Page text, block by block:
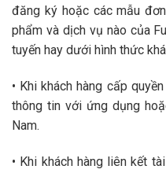
đăng ký hoặc các mẫu
phẩm và dịch vụ nào của
tuyến hay dưới hình thức
• Khi khách hàng cấp
thông tin với ứng dụng
Nam.
• Khi khách hàng liên kết